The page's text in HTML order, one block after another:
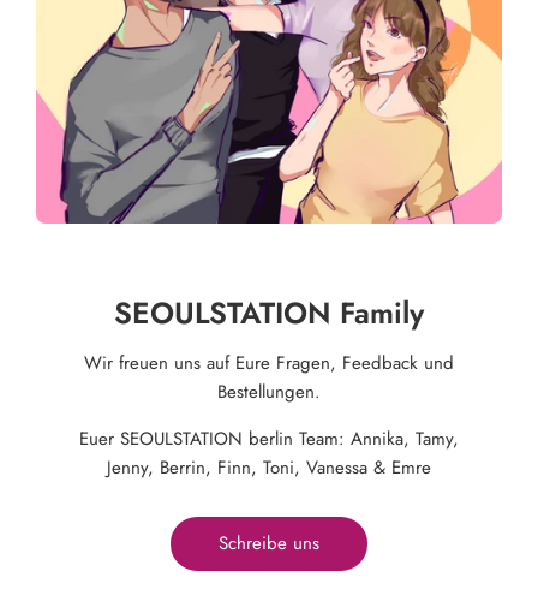
SEOULSTATION Family
Wir freuen uns auf Eure Fragen, Feedback und
Bestellungen.
Euer SEOULSTATION berlin Team: Annika, Tamy,
Jenny, Berrin, Finn, Toni, Vanessa & Emre
Schreibe uns